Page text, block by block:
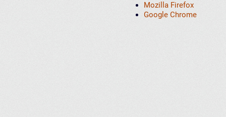
Mozilla Firefox
Google Chrome